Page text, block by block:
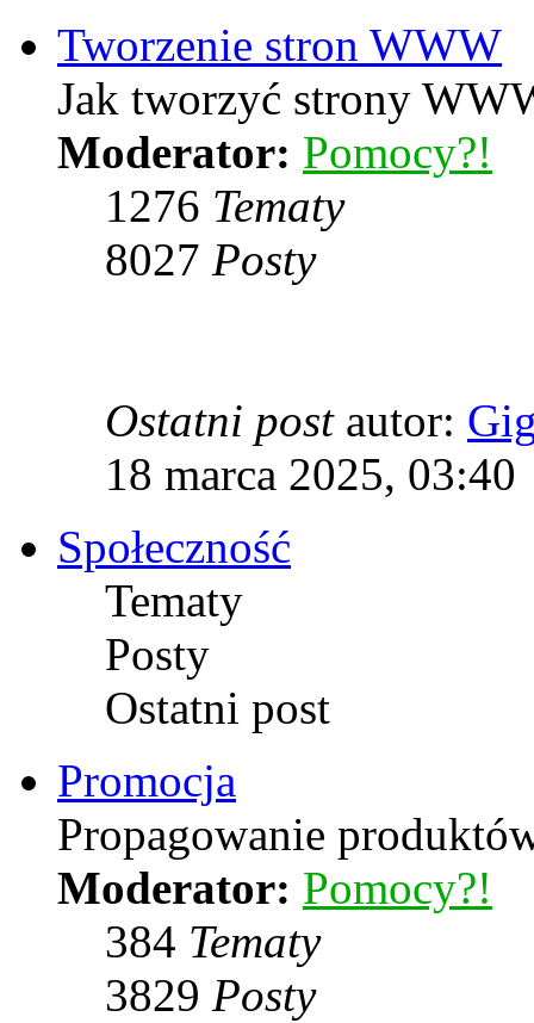
Tworzenie stron WWW
Jak tworzyć strony
Moderator: Pomocy?!
1276 Tematy
8027 Posty
Ostatni postautor:
18 marca 2025, 03:40
Społeczność
Tematy
Posty
Ostatni post
Promocja
Propagowanie
Moderator: Pomocy?!
384 Tematy
3829 Posty